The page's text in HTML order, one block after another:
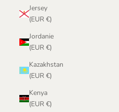
Jersey
(EUR €)
Jordanie
(EUR €)
Kazakhstan
(EUR €)
Kenya
(EUR €)